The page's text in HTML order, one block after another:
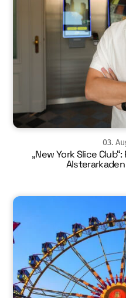
03.
„New York Slice